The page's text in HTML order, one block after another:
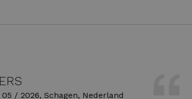
/ 2026, Schagen, Nederland